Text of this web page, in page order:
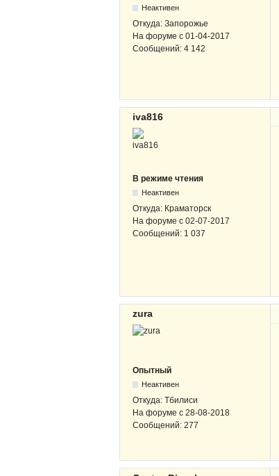
Неактивен
Откуда: Запорожье
На форуме с 01-04-2017
Сообщений: 4 142
iva816
В режиме чтения
Неактивен
Откуда: Краматорск
На форуме с 02-07-2017
Сообщений: 1 037
zura
Опытный
Неактивен
Откуда: Тбилиси
На форуме с 28-08-2018
Сообщений: 277